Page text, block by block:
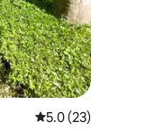
レビュー23件、5つ
5.0 (23)